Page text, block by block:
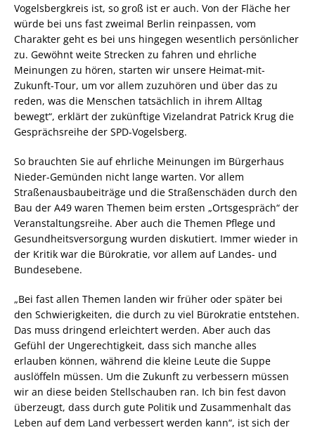
Vogelsbergkreis ist, so groß ist er auch. Von der Fläche her
würde bei uns fast zweimal Berlin reinpassen, vom
Charakter geht es bei uns hingegen wesentlich persönlicher
zu. Gewöhnt weite Strecken zu fahren und ehrliche
Meinungen zu hören, starten wir unsere Heimat-mit-
Zukunft-Tour, um vor allem zuzuhören und über das zu
reden, was die Menschen tatsächlich in ihrem Alltag
bewegt“, erklärt der zukünftige Vizelandrat Patrick Krug die
Gesprächsreihe der SPD-Vogelsberg.
So brauchten Sie auf ehrliche Meinungen im Bürgerhaus
Nieder-Gemünden nicht lange warten. Vor allem
Straßenausbaubeiträge und die Straßenschäden durch den
Bau der A49 waren Themen beim ersten „Ortsgespräch“ der
Veranstaltungsreihe. Aber auch die Themen Pflege und
Gesundheitsversorgung wurden diskutiert. Immer wieder in
der Kritik war die Bürokratie, vor allem auf Landes- und
Bundesebene.
„Bei fast allen Themen landen wir früher oder später bei
den Schwierigkeiten, die durch zu viel Bürokratie entstehen.
Das muss dringend erleichtert werden. Aber auch das
Gefühl der Ungerechtigkeit, dass sich manche alles
erlauben können, während die kleine Leute die Suppe
auslöffeln müssen. Um die Zukunft zu verbessern müssen
wir an diese beiden Stellschauben ran. Ich bin fest davon
überzeugt, dass durch gute Politik und Zusammenhalt das
Leben auf dem Land verbessert werden kann“, ist sich der